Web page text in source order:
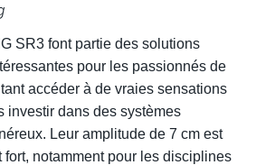
SR3 font partie des solutions
pour les passionnés de
accéder à de vraies sensations
investir dans des systèmes
Leur amplitude de 7 cm est
fort, notamment pour les disciplines